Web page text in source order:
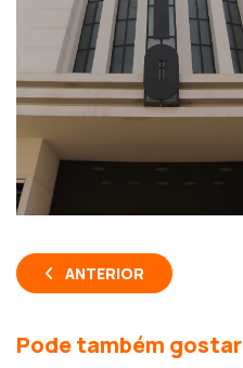
ANTERIOR
Pode também gostar